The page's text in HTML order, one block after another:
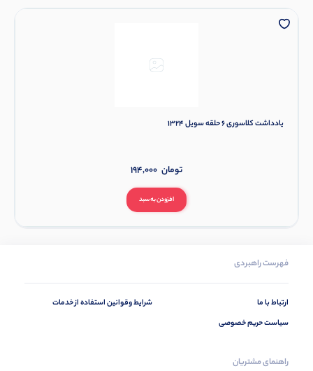
یادداشت کلاسوری 6 حلقه سویل 1324
افزودن به سبد
194,000 تومان
فهرست راهبردی
ارتباط با ما
سیاست حریم خصوصی
شرایط وقوانین استفاده از خدمات
راهنمای مشتریان